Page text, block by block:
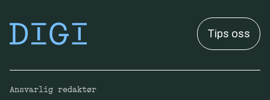
Tips oss
Ansvarlig redaktør